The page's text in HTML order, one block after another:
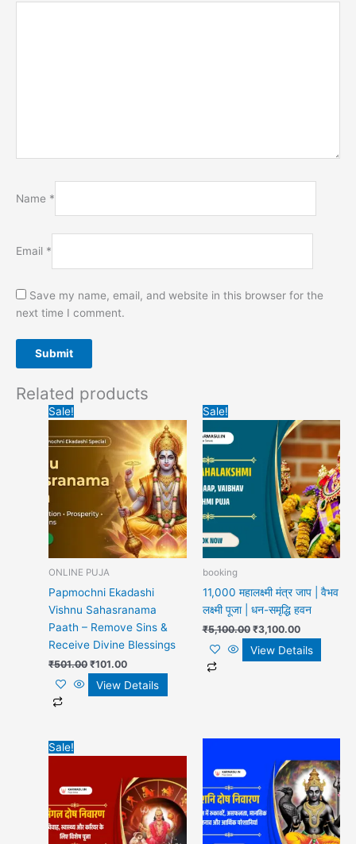
Name *
Email *
Save my name, email, and website in this browser for the
next time I comment.
Related products
Sale!
ONLINE PUJA
Papmochni Ekadashi
Vishnu Sahasranama
Paath – Remove Sins &
Receive Divine Blessings
₹501.00
price
was:
₹501.00.
₹101.00
price
is:
₹101.00.
View Details
Sale!
booking
11,000 महालक्ष्मी मंत्र जाप | वैभव
लक्ष्मी पूजा | धन-समृद्धि हवन
₹5,100.00
price
₹5,100.00.
₹3,100.00
price
₹3,100.00.
View Details
Sale!
price
₹7,100.00.
price
₹5,100.00.